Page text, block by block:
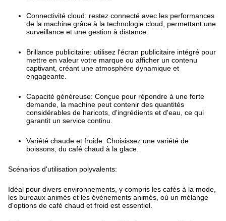
Connectivité cloud: restez connecté avec les performances
de la machine grâce à la technologie cloud, permettant une
surveillance et une gestion à distance.
Brillance publicitaire: utilisez l'écran publicitaire intégré pour
mettre en valeur votre marque ou afficher un contenu
captivant, créant une atmosphère dynamique et
engageante.
Capacité généreuse: Conçue pour répondre à une forte
demande, la machine peut contenir des quantités
considérables de haricots, d'ingrédients et d'eau, ce qui
garantit un service continu.
Variété chaude et froide: Choisissez une variété de
boissons, du café chaud à la glace.
Scénarios d'utilisation polyvalents:
Idéal pour divers environnements, y compris les cafés à la mode,
les bureaux animés et les événements animés, où un mélange
d'options de café chaud et froid est essentiel.